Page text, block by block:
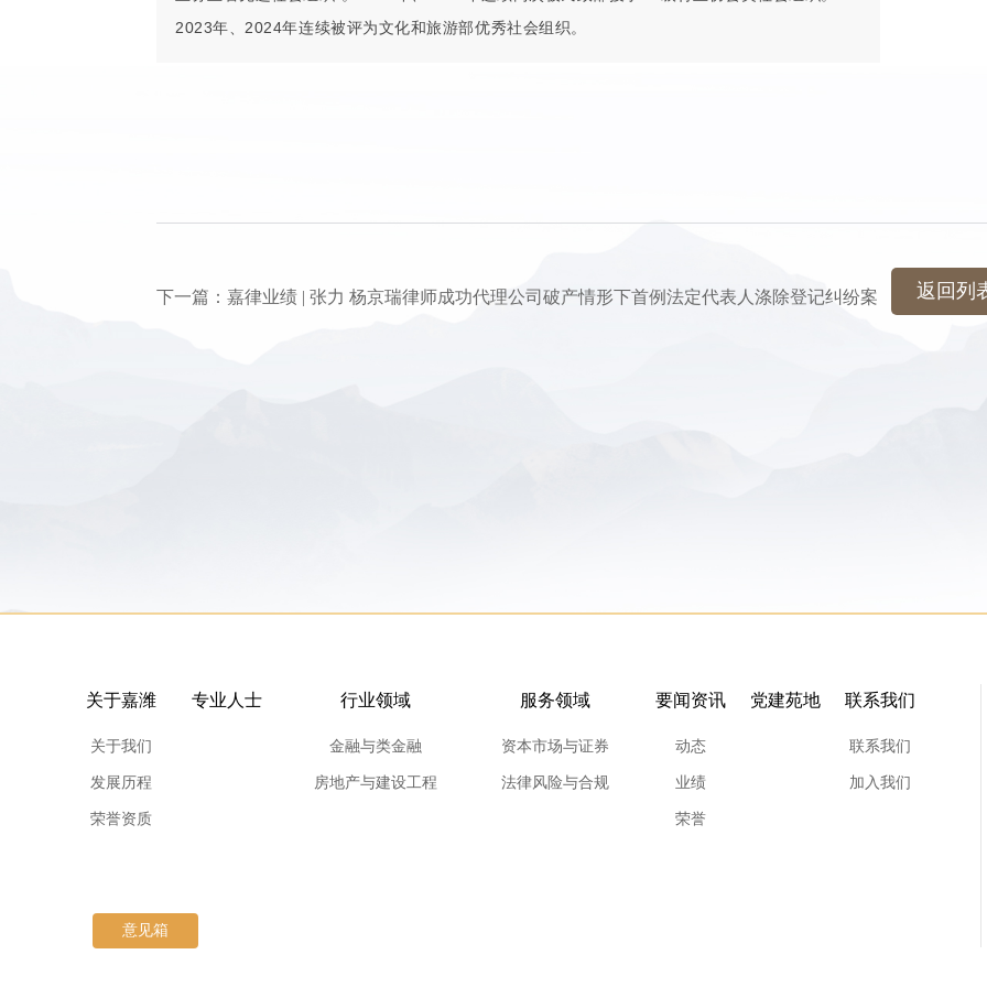
2023年、2024年连续被评为文化和旅游部优秀社会组织。
下一篇：嘉律业绩 | 张力 杨京瑞律师成功代理公司破产情形下首例法定代表人涤除登记纠纷案 返回列
关于嘉潍
关于我们
发展历程
荣誉资质
专业人士 行业领域
金融与类金融
房地产与建设工程
服务领域
资本市场与证券
法律风险与合规
要闻资讯
动态
业绩
荣誉
党建苑地 联系我们
联系我们
加入我们
意见箱